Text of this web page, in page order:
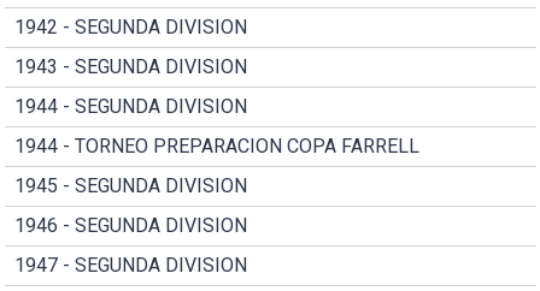
1942 - SEGUNDA DIVISION
1943 - SEGUNDA DIVISION
1944 - SEGUNDA DIVISION
1944 - TORNEO PREPARACION COPA FARRELL
1945 - SEGUNDA DIVISION
1946 - SEGUNDA DIVISION
1947 - SEGUNDA DIVISION